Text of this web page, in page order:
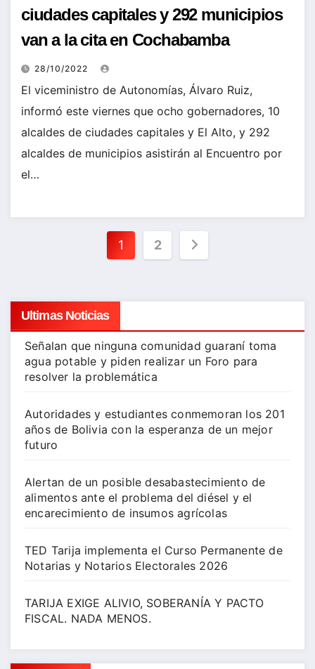
ciudades capitales y 292 municipios
van a la cita en Cochabamba
28/10/2022
El viceministro de Autonomías, Álvaro Ruiz,
informó este viernes que ocho gobernadores, 10
alcaldes de ciudades capitales y El Alto, y 292
alcaldes de municipios asistirán al Encuentro por
el…
Paginación
entradas
1 2
Ultimas Noticias
Señalan que ninguna comunidad guaraní toma
agua potable y piden realizar un Foro para
resolver la problemática
Autoridades y estudiantes conmemoran los 201
años de Bolivia con la esperanza de un mejor
futuro
Alertan de un posible desabastecimiento de
alimentos ante el problema del diésel y el
encarecimiento de insumos agrícolas
TED Tarija implementa el Curso Permanente de
Notarias y Notarios Electorales 2026
TARIJA EXIGE ALIVIO, SOBERANÍA Y PACTO
FISCAL. NADA MENOS.